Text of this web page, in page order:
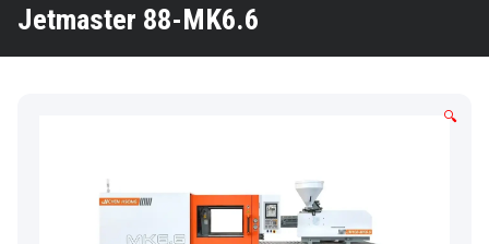
Jetmaster 88-MK6.6
🔍